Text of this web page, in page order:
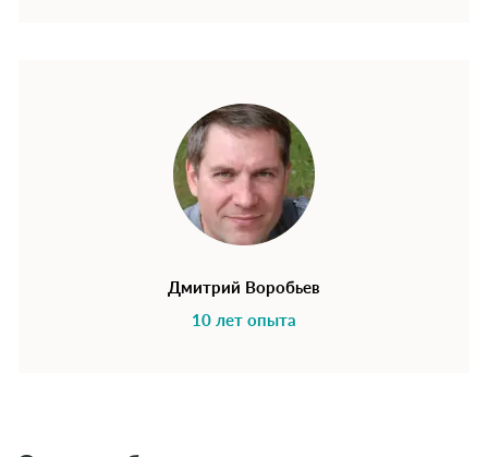
Дмитрий Воробьев
10 лет опыта